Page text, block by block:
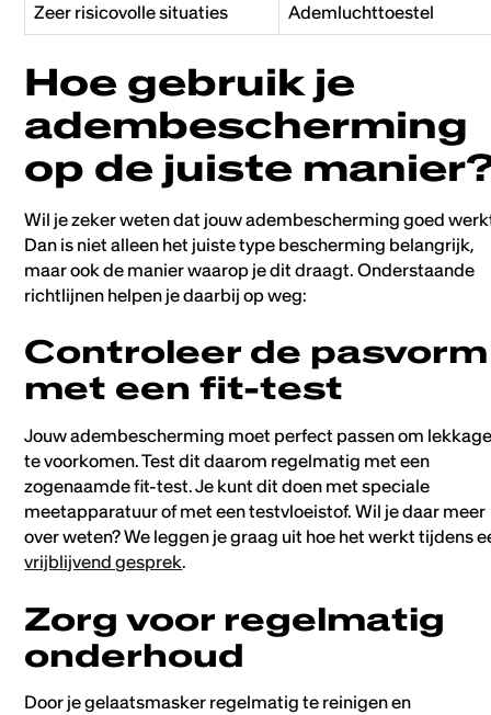
Zeer risicovolle situaties
Ademluchttoestel
Hoe gebruik je
adembescherming
op de juiste
Wil je zeker weten dat jouw adembescherming goed
Dan is niet alleen het juiste type bescherming belangrijk,
maar ook de manier waarop je dit draagt. Onderstaande
richtlijnen helpen je daarbij op weg:
Controleer de pasvorm
met een fit-test
Jouw adembescherming moet perfect passen om
te voorkomen. Test dit daarom regelmatig met een
zogenaamde fit-test. Je kunt dit doen met speciale
meetapparatuur of met een testvloeistof. Wil je daar meer
over weten? We leggen je graag uit hoe het werkt tijdens
vrijblijvend gesprek.
Zorg voor regelmatig
onderhoud
Door je gelaatsmasker regelmatig te reinigen en